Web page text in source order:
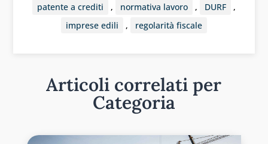
patente a crediti , normativa lavoro , DURF
,
imprese edili
, regolarità fiscale
Articoli correlati per
Categoria